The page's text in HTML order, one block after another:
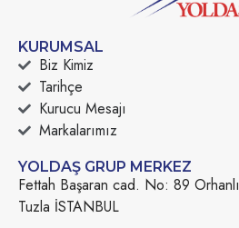
KURUMSAL
Biz Kimiz
Tarihçe
Kurucu Mesajı
Markalarımız
YOLDAŞ GRUP MERKEZ
Fettah Başaran cad. No: 89 Orhanlı
Tuzla İSTANBUL